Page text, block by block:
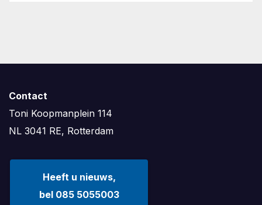
Contact
Toni Koopmanplein 114
NL 3041 RE, Rotterdam
Heeft u nieuws,
bel 085 5055003